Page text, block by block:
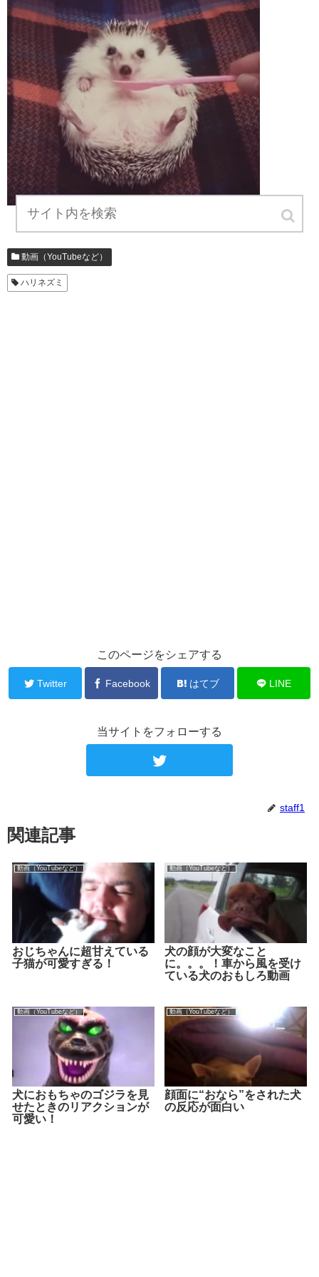
動画（YouTubeなど）
ハリネズミ
このページをシェアする
Twitter Facebook はてブ LINE
当サイトをフォローする
staff1
関連記事
動画（YouTubeなど）
おじちゃんに超甘えている
子猫が可愛すぎる！
動画（YouTubeなど）
犬の顔が大変なこと
に。。。！車から風を受け
ている犬のおもしろ動画
動画（YouTubeなど）
犬におもちゃのゴジラを見
せたときのリアクションが
可愛い！
動画（YouTubeなど）
顔面に“おなら”をされた犬
の反応が面白い